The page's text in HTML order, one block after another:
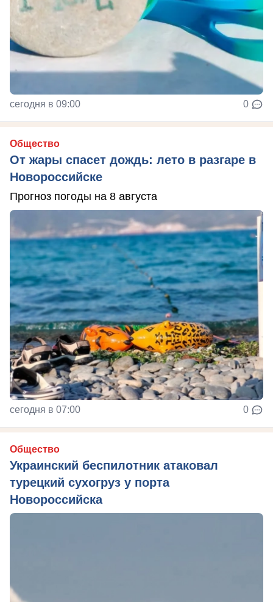
сегодня в 09:00 0
Общество
От жары спасет дождь: лето в разгаре в
Новороссийске
Прогноз погоды на 8 августа
сегодня в 07:00 0
Общество
Украинский беспилотник атаковал
турецкий сухогруз у порта
Новороссийска